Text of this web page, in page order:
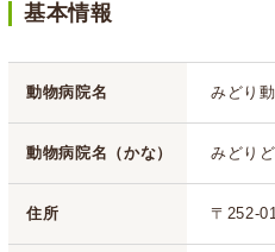
基本情報
動物病院名 みどり
動物病院名（かな） みどり
住所 〒252-